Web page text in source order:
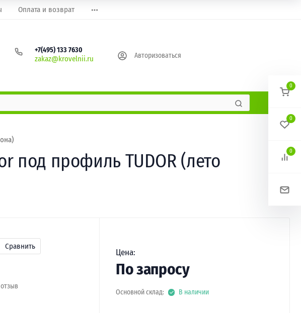
Оплата и возврат
+7(495) 133 7630
zakaz@krovelnii.ru Авторизоваться
под профиль TUDOR (лето
Сравнить
Цена:
По запросу
Основной склад: В наличии
0
0
0